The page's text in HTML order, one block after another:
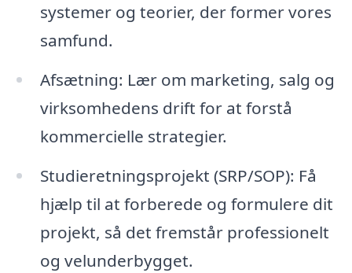
systemer og teorier, der former vores
samfund.
Afsætning: Lær om marketing, salg og
virksomhedens drift for at forstå
kommercielle strategier.
Studieretningsprojekt (SRP/SOP): Få
hjælp til at forberede og formulere dit
projekt, så det fremstår professionelt
og velunderbygget.